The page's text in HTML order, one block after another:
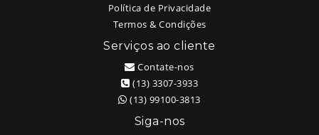
Política de Privacidade
Termos & Condições
Serviços ao cliente
Contate-nos
(13) 3307-3933
(13) 99100-3813
Siga-nos